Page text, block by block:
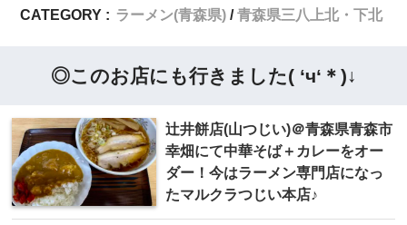
CATEGORY : ラーメン(青森県) 青森県三八上北・下北
◎このお店にも行きました( ‘ч‘＊)↓
辻井餅店(山つじい)＠青森県青森市
幸畑にて中華そば＋カレーをオー
ダー！今はラーメン専門店になっ
たマルクラつじい本店♪